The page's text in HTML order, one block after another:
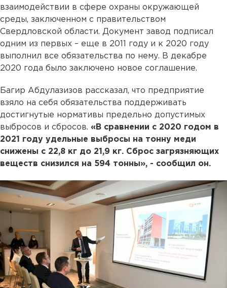
взаимодействии в сфере охраны окружающей
среды, заключенном с правительством
Свердловской области. Документ завод подписал
одним из первых – еще в 2011 году и к 2020 году
выполнил все обязательства по нему. В декабре
2020 года было заключено новое соглашение.
Багир Абдулазизов рассказал, что предприятие
взяло на себя обязательства поддерживать
достигнутые нормативы предельно допустимых
выбросов и сбросов. «В сравнении с 2020 годом в
2021 году удельные выбросы на тонну меди
снижены с 22,8 кг до 21,9 кг. Сброс загрязняющих
веществ снизился на 594 тонны», - сообщил он.